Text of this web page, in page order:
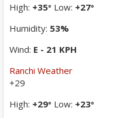
High: +35° Low: +27°
Humidity: 53%
Wind: E - 21 KPH
Ranchi Weather
+29
High: +29° Low: +23°